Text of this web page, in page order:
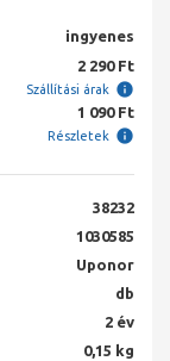
ingyenes
2 290 Ft
Szállítási árak
1 090 Ft
Részletek
38232
1030585
Uponor
db
2 év
0,15 kg